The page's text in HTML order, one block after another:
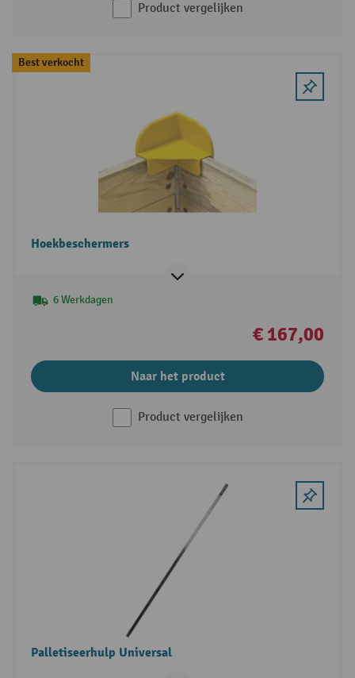
Product vergelijken
Best verkocht
Hoekbeschermers
6 Werkdagen
€ 167,00
Naar het product
Product vergelijken
Palletiseerhulp Universal